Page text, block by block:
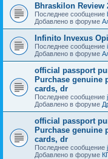
Bhraskilon Review
Последнее сообщение
Добавлено в форуме
Infinito Invexus
Последнее сообщение
Добавлено в форуме
official passport
Purchase genuine
cards, dr
Последнее сообщение
Добавлено в форуме
official passport
Purchase genuine
cards, dr
Последнее сообщение
Добавлено в форуме